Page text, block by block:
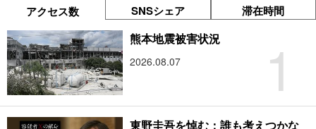
アクセス数 SNSシェア 滞在時間
1
熊本地震被害状況
2026.08.07
東野圭吾を悼む：誰も考えつかな